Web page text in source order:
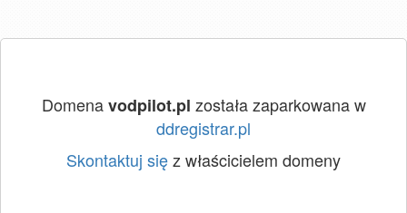
Domenavodpilot.pl została zaparkowana w
ddregistrar.pl
Skontaktuj sięz właścicielem domeny